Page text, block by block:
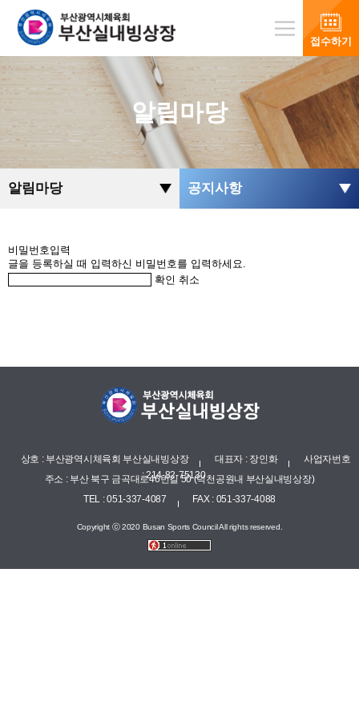
접수하기
알림마당
알림마당 공지사항
비밀번호입력
글을 등록하실 때 입력하신 비밀번호를 입력하세요.
확인 취소
상호 : 부산광역시체육회 부산실내빙상장 대표자 : 장인화
사업자번호
: 214-82-75130
주소 : 부산 북구 금곡대로46번길 50 (덕천공원내 부산실내빙상장)
TEL : 051-337-4087
FAX : 051-337-4088
Copyright ⓒ 2020 Busan Sports Council All rights reserved.